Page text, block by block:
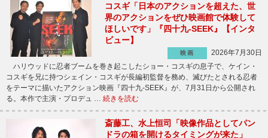
コスギ「日本のアクションを超えた、世
界のアクションをぜひ映画館で体験して
ほしいです」『四十九-SEEK』【インタ
ビュー】
映画
2026年7月30日
ハリウッドに忍者ブームを巻き起こしたショー・コスギの息子で、ケイン・
コスギを兄に持つシェイン・コスギが長編初監督を務め、滅びたとされる忍者
をテーマに描いたアクション映画『四十九-SEEK』が、7月31日から公開され
る。本作で主演・プロデュ … 続きを読む
斎藤工、水上恒司「映像作品としてパン
ドラの箱を開けるタイミングが来た」